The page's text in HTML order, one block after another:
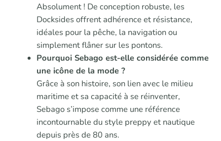
Absolument ! De conception robuste, les
Docksides offrent adhérence et résistance,
idéales pour la pêche, la navigation ou
simplement flâner sur les pontons.
Pourquoi Sebago est-elle considérée comme
une icône de la mode ?
Grâce à son histoire, son lien avec le milieu
maritime et sa capacité à se réinventer,
Sebago s’impose comme une référence
incontournable du style preppy et nautique
depuis près de 80 ans.